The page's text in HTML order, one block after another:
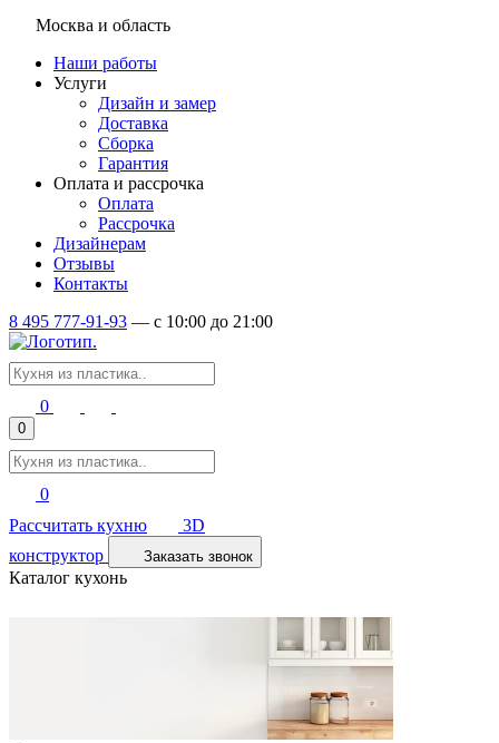
Москва и область
Наши работы
Услуги
Дизайн и замер
Доставка
Сборка
Гарантия
Оплата и рассрочка
Оплата
Рассрочка
Дизайнерам
Отзывы
Контакты
8 495 777-91-93 — c 10:00 до 21:00
0
0
0
Рассчитать кухню
3D
конструктор
Заказать звонок
Каталог кухонь